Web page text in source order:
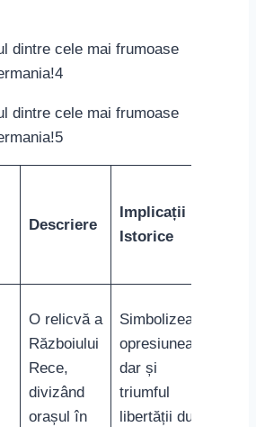
Descriere
Implicații
Istorice
O relicvă a
Războiului
Rece,
divizând
orașul în
Simbolizează
opresiunea
dar și
triumful
libertății după